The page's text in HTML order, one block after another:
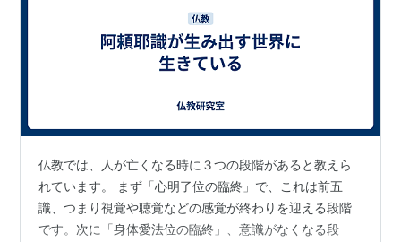
仏教では、人が亡くなる時に３つの段階があると教えら
れています。 まず「心明了位の臨終」で、これは前五
識、つまり視覚や聴覚などの感覚が終わりを迎える段階
です。次に「身体愛法位の臨終」、意識がなくなる段